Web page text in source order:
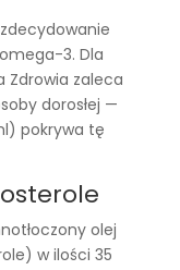
3. Dla
Zdrowia zaleca
dorosłej —
pokrywa tę
olej
w ilości 35